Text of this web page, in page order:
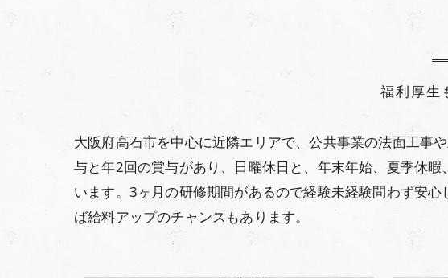
福利厚生
大阪府高石市を中心に近隣エリアで、公共事業の法面工事
与と年2回の賞与があり、日曜休日と、年末年始、夏季休
います。3ヶ月の研修期間があるので経験未経験問わず安
ば給料アップのチャンスもあります。